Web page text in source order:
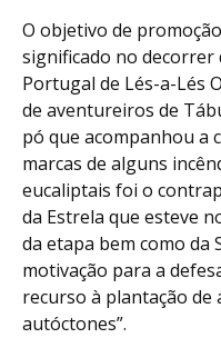
O objetivo de
significado no decorrer
Portugal de Lés-a-Lés
de aventureiros de
pó que acompanhou a
marcas de alguns
eucaliptais foi o
da Estrela que esteve
da etapa bem como da
motivação para a
recurso à plantação de
autóctones”.